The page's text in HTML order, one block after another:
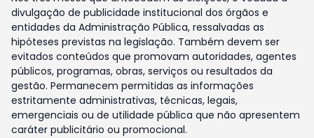
divulgação de publicidade institucional dos órgãos e
entidades da Administração Pública, ressalvadas as
hipóteses previstas na legislação. Também devem ser
evitados conteúdos que promovam autoridades, agentes
públicos, programas, obras, serviços ou resultados da
gestão. Permanecem permitidas as informações
estritamente administrativas, técnicas, legais,
emergenciais ou de utilidade pública que não apresentem
caráter publicitário ou promocional.